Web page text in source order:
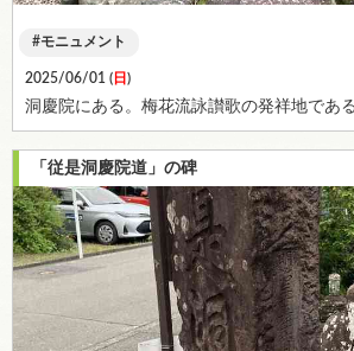
モニュメント
2025/06/01 ( 日 )
洞慶院にある。梅花流詠讃歌の発祥地であ
「従是洞慶院道」の碑